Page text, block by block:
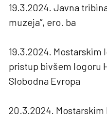
19.3.2024. Javna
muzeja”, ero. ba
19.3.2024.
pristup bivšem logoru
Slobodna Evropa
20.3.2024.